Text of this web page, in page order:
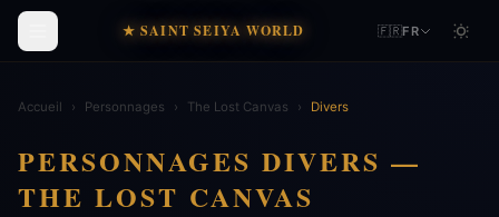
★ SAINT SEIYA WORLD 🇫🇷FR
Accueil › Personnages › The Lost Canvas › Divers
PERSONNAGES DIVERS —
THE LOST CANVAS